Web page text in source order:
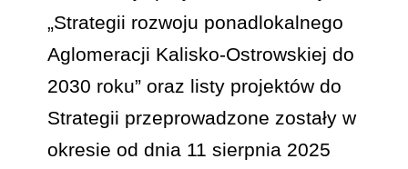
„Strategii rozwoju ponadlokalnego
Aglomeracji Kalisko-Ostrowskiej do
2030 roku” oraz listy projektów do
Strategii przeprowadzone zostały w
okresie od dnia 11 sierpnia 2025